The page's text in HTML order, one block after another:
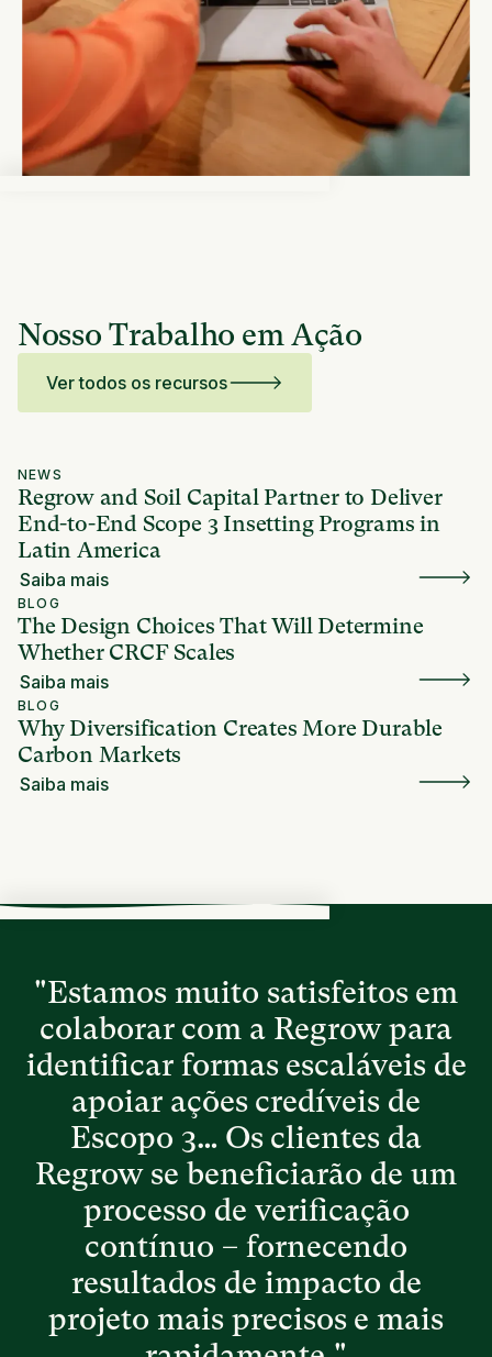
Nosso Trabalho em Ação
Ver todos os recursos
NEWS
Regrow and Soil Capital Partner to Deliver
End-to-End Scope 3 Insetting Programs in
Latin America
Saiba mais
BLOG
The Design Choices That Will Determine
Whether CRCF Scales
Saiba mais
BLOG
Why Diversification Creates More Durable
Carbon Markets
Saiba mais
"Estamos muito satisfeitos em
colaborar com a Regrow para
identificar formas escaláveis de
apoiar ações credíveis de
Escopo 3… Os clientes da
Regrow se beneficiarão de um
processo de verificação
contínuo – fornecendo
resultados de impacto de
projeto mais precisos e mais